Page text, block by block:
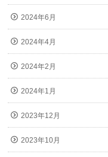
2024年6月
2024年4月
2024年2月
2024年1月
2023年12月
2023年10月